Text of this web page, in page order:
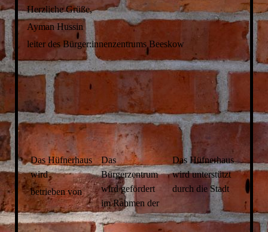
Herzliche Grüße,
Ayman Hussin
leiter des Bürger:innenzentrums Beeskow
Das Hüfnerhaus
wird
betrieben von
Das
Bürgerzentrum
wird gefördert
im Rahmen der
Das Hüfnerhaus
wird unterstützt
durch die Stadt